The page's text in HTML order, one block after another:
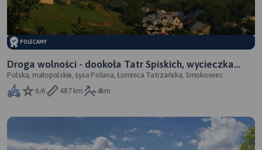
POLECAMY
Droga wolności - dookoła Tatr Spiskich, wycieczka
motocyklowa
Polska, małopolskie, Łysa Polana, Łomnica Tatrzańska, Smokowiec
6/6
487 km 4km